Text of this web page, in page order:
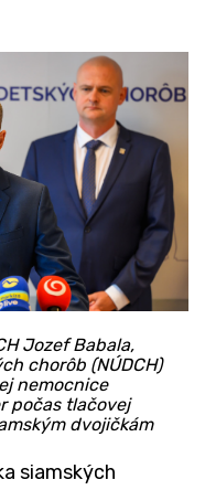
Jozef Babala,
chorôb (NÚDCH)
nemocnice
počas tlačovej
dvojičkám
siamských